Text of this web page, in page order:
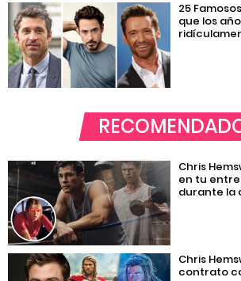
25
que los
Chris
en tu
durante la
Chris
contrato